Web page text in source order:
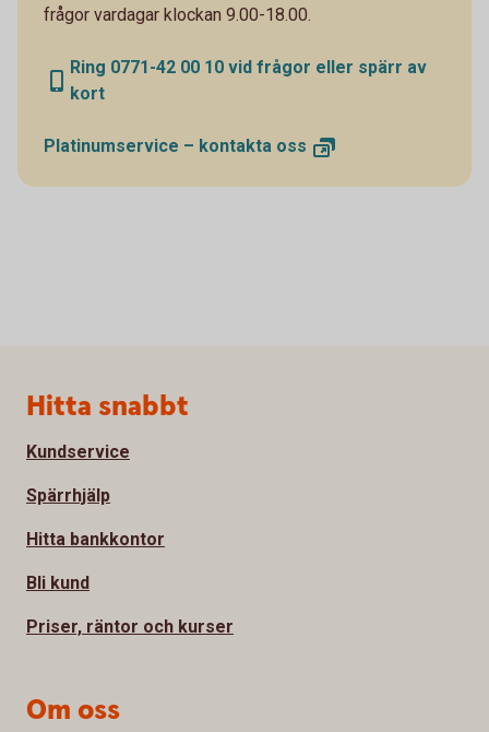
frågor vardagar klockan 9.00-18.00.
Ring 0771-42 00 10 vid frågor eller spärr av
kort
Platinumservice – kontakta oss
Sidfot
Hitta snabbt
Kundservice
Spärrhjälp
Hitta bankkontor
Bli kund
Priser, räntor och kurser
Om oss